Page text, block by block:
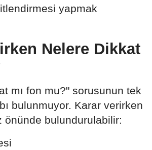
yapmak
Nelere Dikkat
mı fon mu?" sorusunun tek
bulunmuyor. Karar verirken
önünde bulundurulabilir: